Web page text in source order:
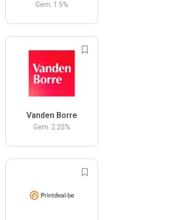
Gem. 1.5%
Vanden Borre
Gem. 2.25%